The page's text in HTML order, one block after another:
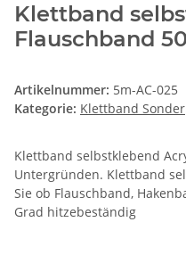
Klettband
Flauschband
Artikelnummer: 5m-AC-025
Kategorie: Klettband
Klettband selbstklebend
Untergründen. Klettband
Sie ob Flauschband,
Grad hitzebeständig